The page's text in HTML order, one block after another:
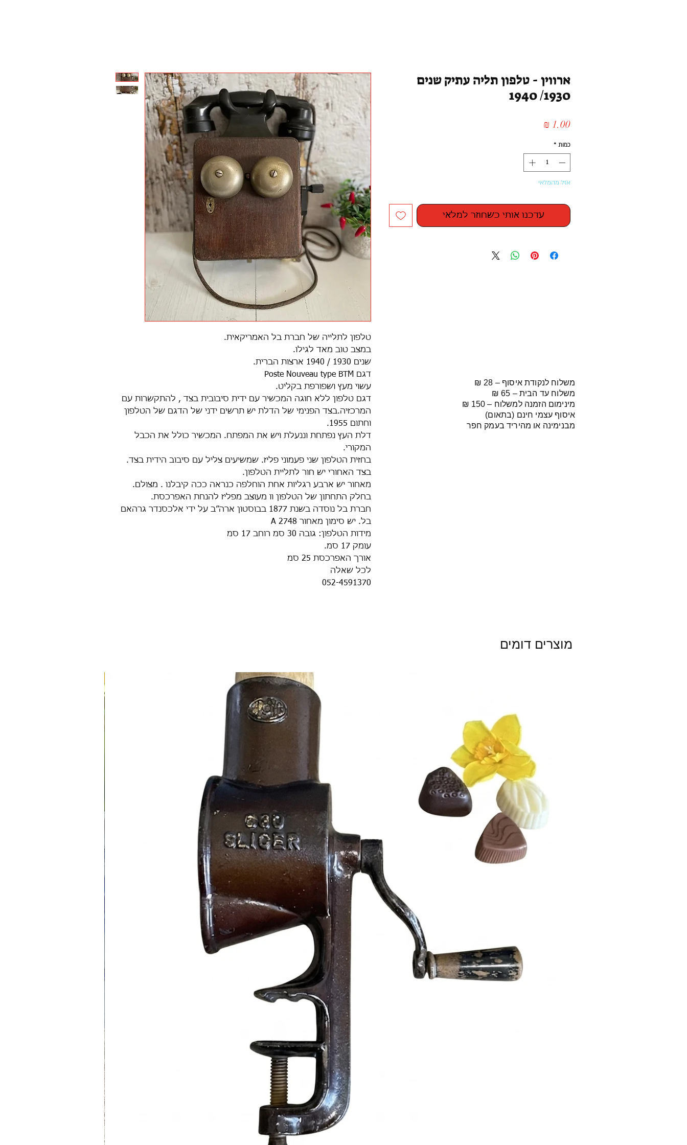
טלפון לתלייה של חברת בל האמריקאית.
במצב טוב מאד לגילו.
שנים 1930 / 1940 ארצות הברית.
דגם Poste Nouveau type BTM
עשוי מעץ ושפורפת בקליט.
דגם טלפון ללא חוגה המכשיר עם ידית סיבובית בצד , להתקשרות עם
המרכזיה.בצד הפנימי של הדלת יש תרשים ידני של הדגם של הטלפון
וחתום 1955.
דלת העץ נפתחת וננעלת ויש את המפתח. המכשיר כולל את הכבל
המקורי.
בחזית הטלפון שני פעמוני פליז. שמשיעים צליל עם סיבוב הידית בצד.
בצד האחורי יש חור לתליית הטלפון.
מאחור יש ארבע רגליות אחת הוחלפה כנראה ככה קיבלנו . מצולם.
בחלק התחתון של הטלפון וו מעוצב מפליז להנחת האפרכסת.
חברת בל נוסדה בשנת 1877 בבוסטון ארה״ב על ידי אלכסנדר גרהאם
בל. יש סימון מאחור A 2748
מידות הטלפון: גובה 30 סמ רוחב 17 סמ
עומק 17 סמ.
אורך האפרכסת 25 סמ
לכל שאלה
052-4591370
ארווין - טלפון תליה עתיק שנים
1930/ 1940
כמות *
אזל מהמלאי
עדכנו אותי כשחוזר למלאי
משלוח לנקודת איסוף – 28 ₪
משלוח עד הבית – 65 ₪
מינימום הזמנה למשלוח – 150 ₪
איסוף עצמי חינם (בתאום)
מבנימינה או מהיריד בעמק חפר
מוצרים דומים